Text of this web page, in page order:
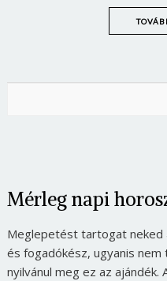
Mérleg napi
Meglepetést tartogat neked
és fogadókész, ugyanis
nyilvánul meg ez az